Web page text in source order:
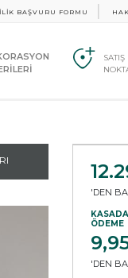
BAŞVURU FORMU
SATIŞ
'DEN
ÖDEME
'DEN